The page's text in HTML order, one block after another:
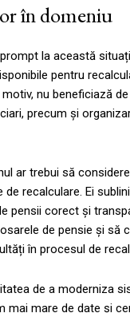
în domeniu
la această
pentru
nu beneficiază
precum și
ar trebui să
recalculare. Ei
pensii corect și
de pensie și să
în procesul de
de a moderniza
mai mare de date și